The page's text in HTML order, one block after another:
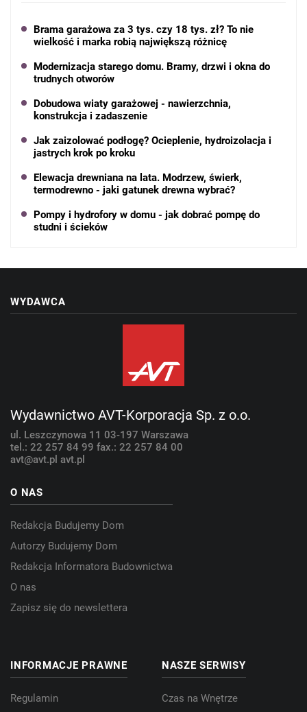
Brama garażowa za 3 tys. czy 18 tys. zł? To nie
wielkość i marka robią największą różnicę
Modernizacja starego domu. Bramy, drzwi i okna do
trudnych otworów
Dobudowa wiaty garażowej - nawierzchnia,
konstrukcja i zadaszenie
Jak zaizolować podłogę? Ocieplenie, hydroizolacja i
jastrych krok po kroku
Elewacja drewniana na lata. Modrzew, świerk,
termodrewno - jaki gatunek drewna wybrać?
Pompy i hydrofory w domu - jak dobrać pompę do
studni i ścieków
WYDAWCA
Wydawnictwo AVT-Korporacja Sp. z o.o.
ul. Leszczynowa 11 03-197 Warszawa
tel.: 22 257 84 99 fax.: 22 257 84 00
avt@avt.pl avt.pl
O NAS
Redakcja Budujemy Dom
Autorzy Budujemy Dom
Redakcja Informatora Budownictwa
O nas
Zapisz się do newslettera
INFORMACJE PRAWNE
Regulamin
NASZE SERWISY
Czas na Wnętrze